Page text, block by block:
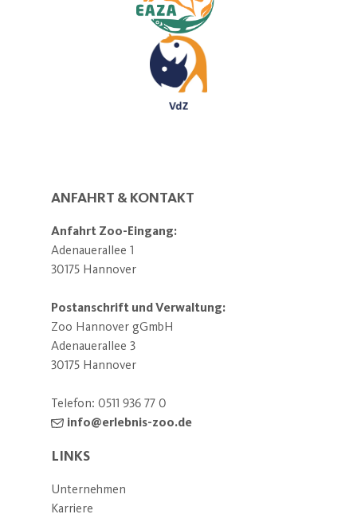
ANFAHRT & KONTAKT
Anfahrt Zoo-Eingang:
Adenauerallee 1
30175 Hannover
Postanschrift und Verwaltung:
Zoo Hannover gGmbH
Adenauerallee 3
30175 Hannover
Telefon: 0511 936 77 0
info@erlebnis-zoo.de
LINKS
Unternehmen
Karriere